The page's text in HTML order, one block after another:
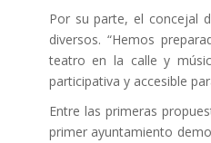
Por su parte, el concejal
diversos. “Hemos
teatro en la calle y
participativa y accesible
Entre las primeras
primer ayuntamiento